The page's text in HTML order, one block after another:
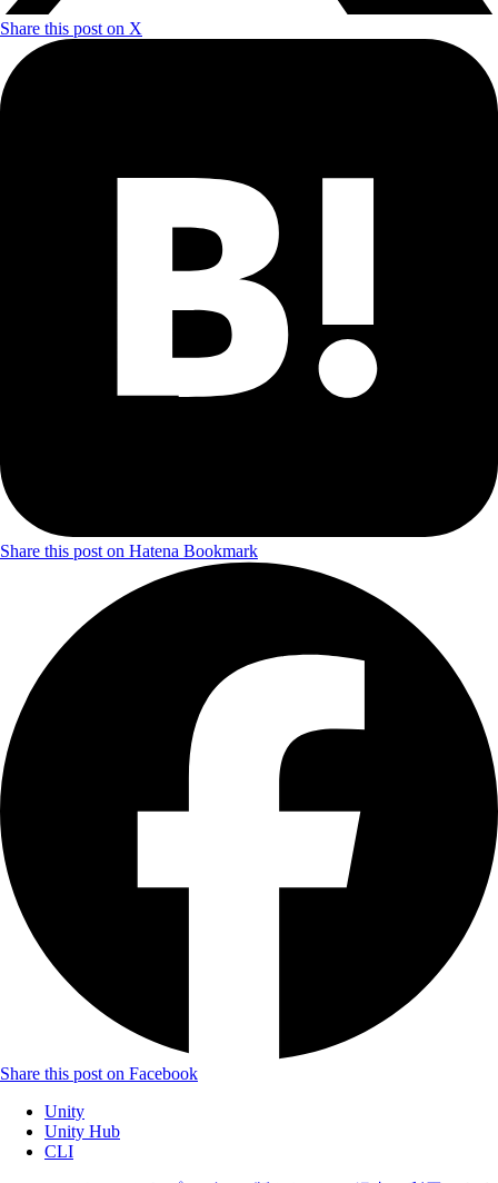
Share this post on X
Share this post on Hatena Bookmark
Share this post on Facebook
Unity
Unity Hub
CLI